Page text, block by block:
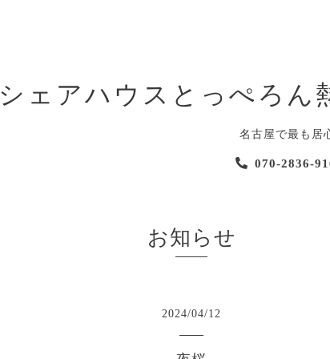
シェアハウスとっぺろん
名古屋で最も居
070-2836-
お知らせ
2024/04/12